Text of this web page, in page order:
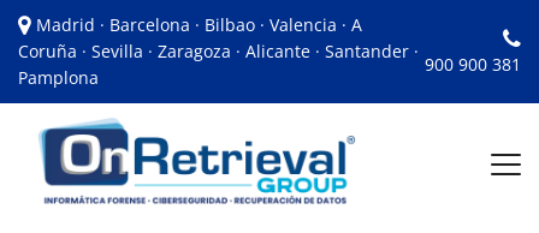
Madrid · Barcelona · Bilbao · Valencia · A
Coruña · Sevilla · Zaragoza · Alicante · Santander ·
Pamplona
900 900 381